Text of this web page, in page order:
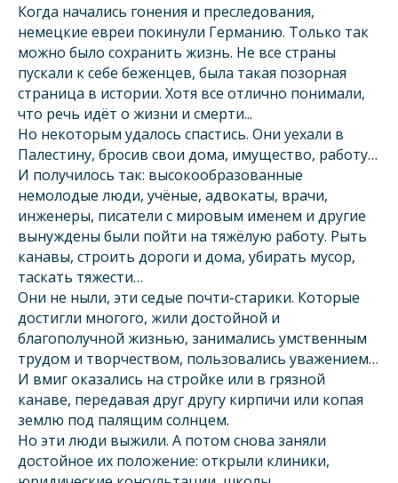
Когда начались гонения и преследования,
немецкие евреи покинули Германию. Только так
можно было сохранить жизнь. Не все страны
пускали к себе беженцев, была такая позорная
страница в истории. Хотя все отлично понимали,
что речь идёт о жизни и смерти...
Но некоторым удалось спастись. Они уехали в
Палестину, бросив свои дома, имущество, работу…
И получилось так: высокообразованные
немолодые люди, учёные, адвокаты, врачи,
инженеры, писатели с мировым именем и другие
вынуждены были пойти на тяжёлую работу. Рыть
канавы, строить дороги и дома, убирать мусор,
таскать тяжести…
Они не ныли, эти седые почти-старики. Которые
достигли многого, жили достойной и
благополучной жизнью, занимались умственным
трудом и творчеством, пользовались уважением…
И вмиг оказались на стройке или в грязной
канаве, передавая друг другу кирпичи или копая
землю под палящим солнцем.
Но эти люди выжили. А потом снова заняли
достойное их положение: открыли клиники,